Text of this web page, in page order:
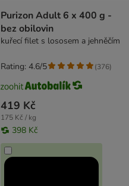
Purizon Adult 6 x 400 g -
bez obilovin
kuřecí filet s lososem a jehněčím
419 Kč
175 Kč / kg
398 Kč
Rating: 4.6/5 (376)